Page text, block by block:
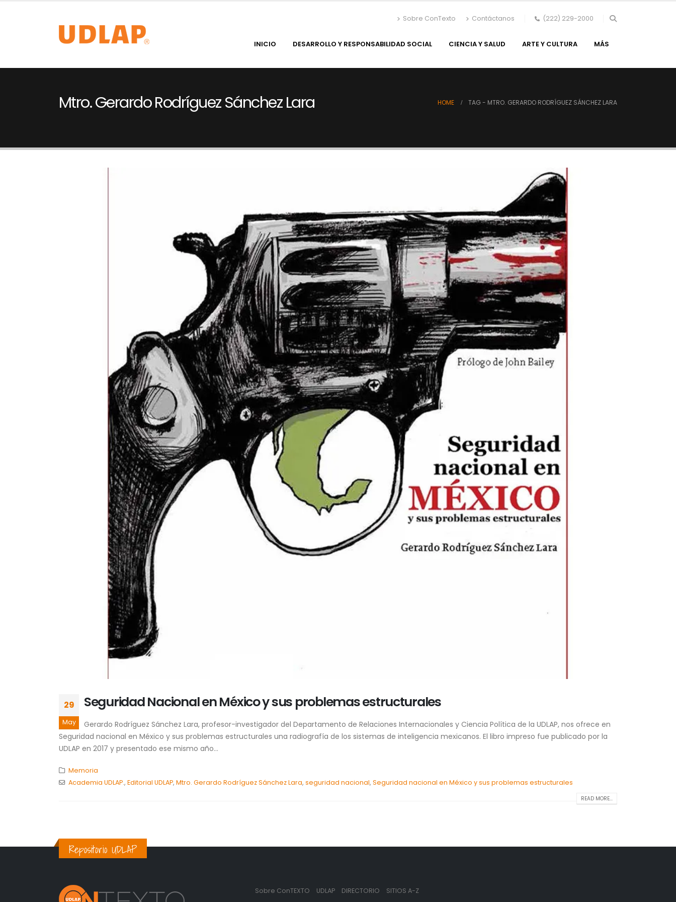
Sobre ConTexto Contáctanos (222) 229-2000
INICIO DESARROLLO Y RESPONSABILIDAD SOCIAL CIENCIA Y SALUD ARTE Y CULTURA MÁS
Mtro. Gerardo Rodríguez Sánchez Lara HOME TAG - MTRO. GERARDO RODRÍGUEZ SÁNCHEZ LARA
29
May
Seguridad Nacional en México y sus problemas estructurales
Gerardo Rodríguez Sánchez Lara, profesor-investigador del Departamento de Relaciones Internacionales y Ciencia Política de la UDLAP, nos ofrece en
Seguridad nacional en México y sus problemas estructurales una radiografía de los sistemas de inteligencia mexicanos. El libro impreso fue publicado por la
UDLAP en 2017 y presentado ese mismo año...
Memoria
Academia UDLAP., Editorial UDLAP, Mtro. Gerardo Rodríguez Sánchez Lara, seguridad nacional, Seguridad nacional en México y sus problemas estructurales
READ MORE...
Repositorio UDLAP
Sobre ConTEXTO UDLAP DIRECTORIO SITIOS A-Z